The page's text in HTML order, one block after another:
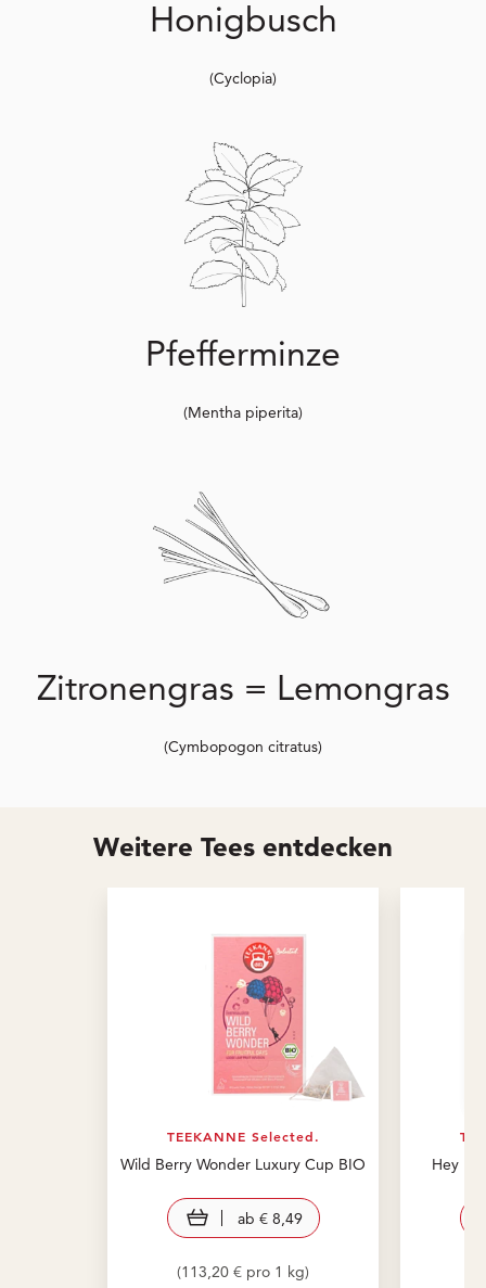
Honigbusch
(Cyclopia)
Pfefferminze
(Mentha piperita)
Zitronengras = Lemongras
(Cymbopogon citratus)
Weitere Tees entdecken
TEEKANNE Selected.
Wild Berry Wonder Luxury Cup BIO
view product
ab € 8,49
(113,20 € pro 1 kg)
Hey